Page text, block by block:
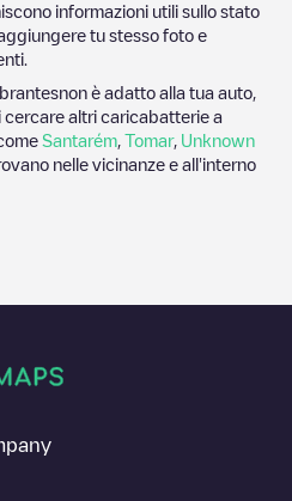
informazioni utili sullo stato
tu stesso foto e
non è adatto alla tua auto,
cercare altri caricabatterie a
Santarém Tomar, Unknown
nelle vicinanze e all'interno